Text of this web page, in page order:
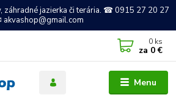
záhradné jazierka či terária. ☎ 0915 27 20 27
akvashop@gmail.com
Menu
0 ks
za 0 €